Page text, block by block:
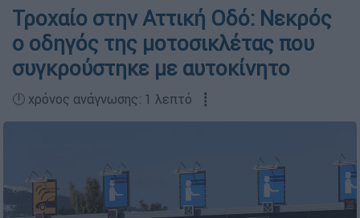
Τροχαίο στην Αττική Οδό: Νεκρός
ο οδηγός της μοτοσικλέτας που
συγκρούστηκε με αυτοκίνητο
🕛 χρόνος ανάγνωσης: 1 λεπτό ┋